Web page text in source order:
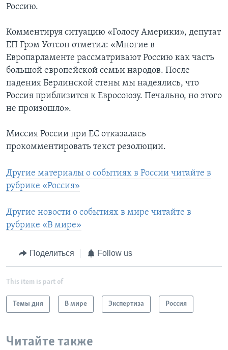
Россию.
Комментируя ситуацию «Голосу Америки», депутат
ЕП Грэм Уотсон отметил: «Многие в
Европарламенте рассматривают Россию как часть
большой европейской семьи народов. После
падения Берлинской стены мы надеялись, что
Россия приблизится к Евросоюзу. Печально, но этого
не произошло».
Миссия России при ЕС отказалась
прокомментировать текст резолюции.
Другие материалы о событиях в России читайте в
рубрике «Россия»
Другие новости о событиях в мире читайте в
рубрике «В мире»
Поделиться Follow us
This item is part of
Темы дня В мире Экспертиза Россия
Читайте также